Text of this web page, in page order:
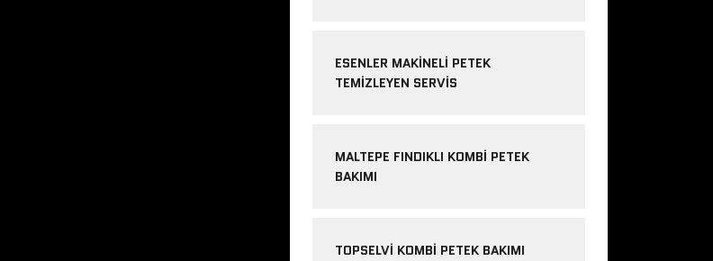
ESENLER MAKINELI PETEK
TEMIZLEYEN SERVIS
MALTEPE FINDIKLI KOMBI PETEK
BAKIMI
TOPSELVI KOMBI PETEK BAKIMI